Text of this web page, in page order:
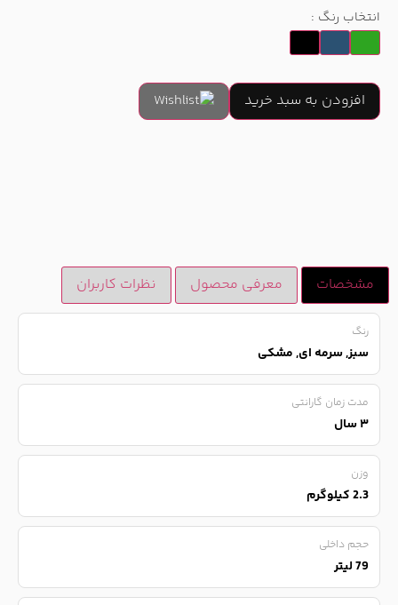
انتخاب رنگ :
افزودن به سبد خرید
مشخصات معرفی محصول نظرات کاربران
رنگ
سبز, سرمه ای, مشکی
مدت زمان گارانتی
۳ سال
وزن
2.3 کیلوگرم
حجم داخلی
79 لیتر